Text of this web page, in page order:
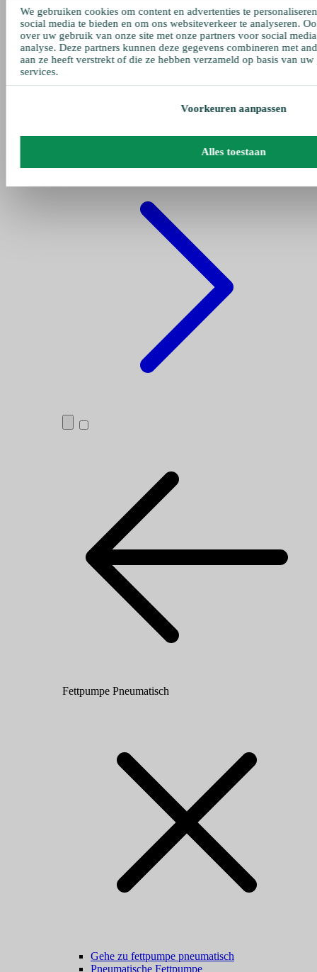
Fettpumpe Pneumatisch
Gehe zu fettpumpe pneumatisch
Pneumatische Fettpumpe
We gebruiken cookies om content en advertenties te
social media te bieden en om ons websiteverkeer te analyseren.
over uw gebruik van onze site met onze partners voor social
analyse. Deze partners kunnen deze gegevens combineren met
aan ze heeft verstrekt of die ze hebben verzameld op basis van
services.
Voorkeuren aanpassen
Alles toestaan